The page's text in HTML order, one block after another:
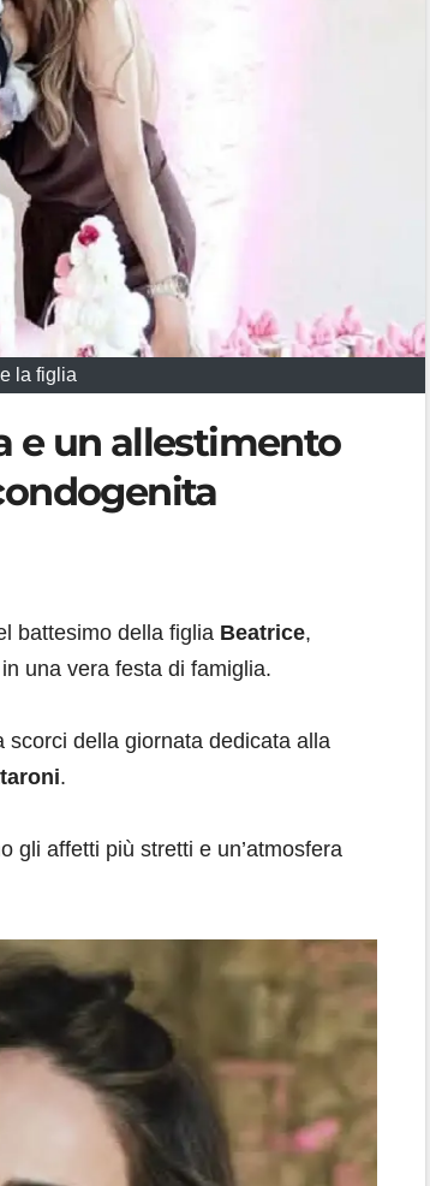
la figlia
e un allestimento
battesimo della figlia Beatrice,
una vera festa di famiglia.
della giornata dedicata alla
.
gli affetti più stretti e un’atmosfera